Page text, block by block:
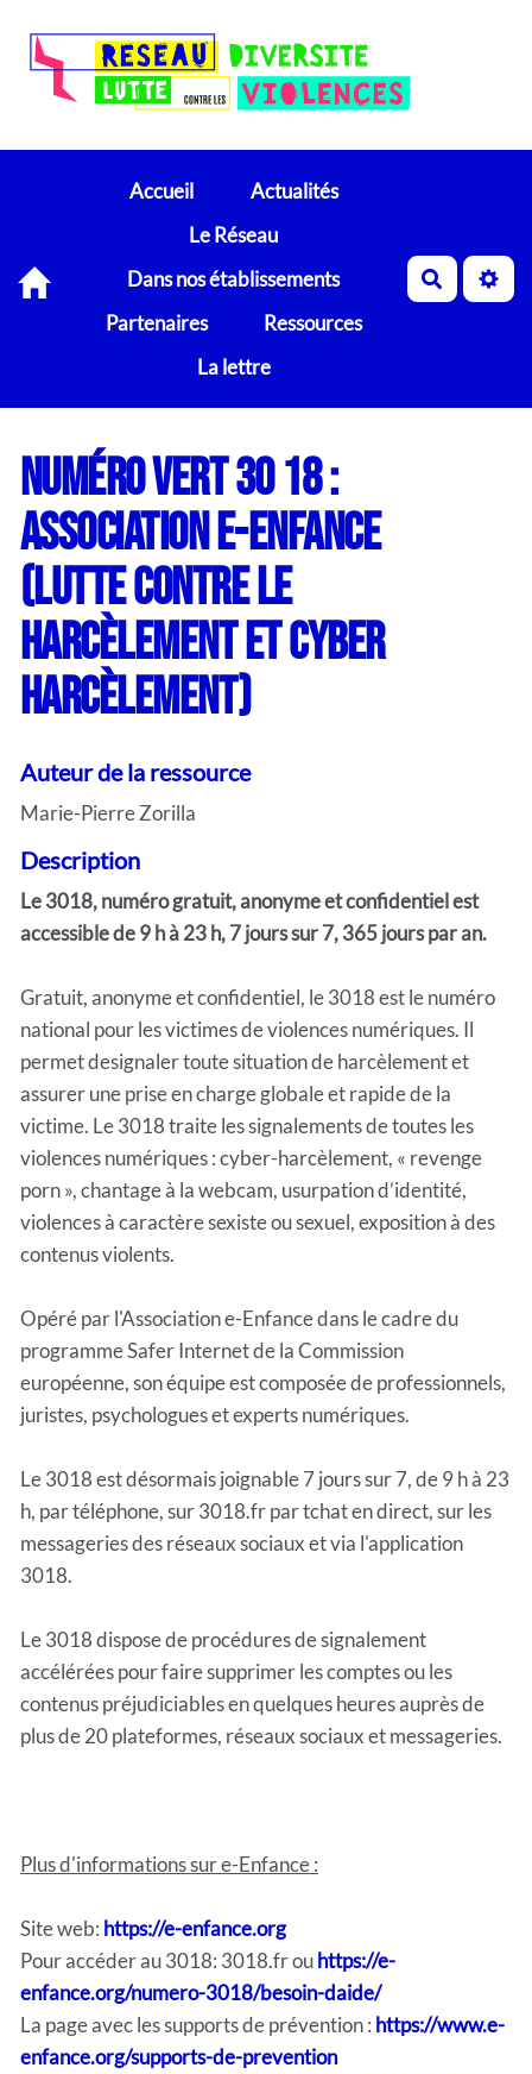
Accueil
Actualités
Le Réseau
Dans nos établissements
Partenaires
Ressources
La lettre
numéro vert 30 18 :
Association E-ENFANCE
(lutte contre le
Harcèlement et cyber
harcèlement)
Auteur de la ressource
Marie-Pierre Zorilla
Description
Le 3018, numéro gratuit, anonyme et confidentiel est
accessible de 9 h à 23 h, 7 jours sur 7, 365 jours par an.
Gratuit, anonyme et confidentiel, le 3018 est le numéro
national pour les victimes de violences numériques. Il
permet designaler toute situation de harcèlement et
assurer une prise en charge globale et rapide de la
victime. Le 3018 traite les signalements de toutes les
violences numériques : cyber-harcèlement, « revenge
porn », chantage à la webcam, usurpation d’identité,
violences à caractère sexiste ou sexuel, exposition à des
contenus violents.
Opéré par l'Association e-Enfance dans le cadre du
programme Safer Internet de la Commission
européenne, son équipe est composée de professionnels,
juristes, psychologues et experts numériques.
Le 3018 est désormais joignable 7 jours sur 7, de 9 h à 23
h, par téléphone, sur 3018.fr par tchat en direct, sur les
messageries des réseaux sociaux et via l'application
3018.
Le 3018 dispose de procédures de signalement
accélérées pour faire supprimer les comptes ou les
contenus préjudiciables en quelques heures auprès de
plus de 20 plateformes, réseaux sociaux et messageries.
Plus d'informations sur e-Enfance :
Site web: https://e-enfance.org
Pour accéder au 3018: 3018.fr ouhttps://e-
enfance.org/numero-3018/besoin-daide/
La page avec les supports de prévention : https://www.e-
enfance.org/supports-de-prevention